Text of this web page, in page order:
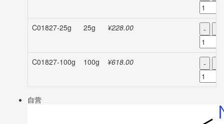
C01827-25g 25g ¥228.00 -
C01827-100g 100g ¥618.00 -
自营